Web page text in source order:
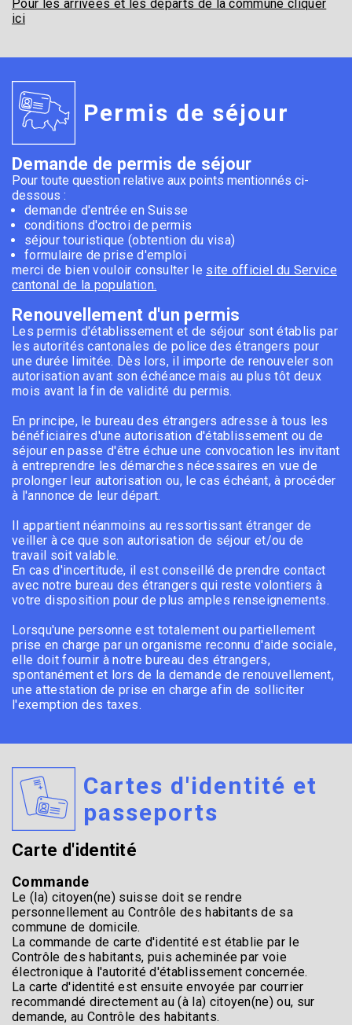
Pour les arrivées et les départs de la commune cliquer
ici
Permis de séjour
Demande de permis de séjour
Pour toute question relative aux points mentionnés ci-
dessous :
demande d'entrée en Suisse
conditions d'octroi de permis
séjour touristique (obtention du visa)
formulaire de prise d'emploi
merci de bien vouloir consulter le site officiel du Service
cantonal de la population.
Renouvellement d'un permis
Les permis d'établissement et de séjour sont établis par
les autorités cantonales de police des étrangers pour
une durée limitée. Dès lors, il importe de renouveler son
autorisation avant son échéance mais au plus tôt deux
mois avant la fin de validité du permis.
En principe, le bureau des étrangers adresse à tous les
bénéficiaires d'une autorisation d'établissement ou de
séjour en passe d'être échue une convocation les invitant
à entreprendre les démarches nécessaires en vue de
prolonger leur autorisation ou, le cas échéant, à procéder
à l'annonce de leur départ.
Il appartient néanmoins au ressortissant étranger de
veiller à ce que son autorisation de séjour et/ou de
travail soit valable.
En cas d'incertitude, il est conseillé de prendre contact
avec notre bureau des étrangers qui reste volontiers à
votre disposition pour de plus amples renseignements.
Lorsqu'une personne est totalement ou partiellement
prise en charge par un organisme reconnu d'aide sociale,
elle doit fournir à notre bureau des étrangers,
spontanément et lors de la demande de renouvellement,
une attestation de prise en charge afin de solliciter
l'exemption des taxes.
Cartes d'identité et
passeports
Carte d'identité
Commande
Le (la) citoyen(ne) suisse doit se rendre
personnellement au Contrôle des habitants de sa
commune de domicile.
La commande de carte d'identité est établie par le
Contrôle des habitants, puis acheminée par voie
électronique à l'autorité d'établissement concernée.
La carte d'identité est ensuite envoyée par courrier
recommandé directement au (à la) citoyen(ne) ou, sur
demande, au Contrôle des habitants.